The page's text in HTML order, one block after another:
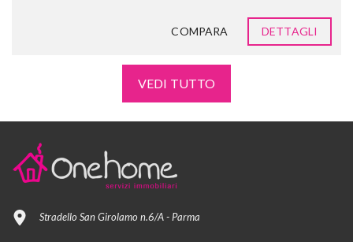
COMPARA DETTAGLI
VEDI TUTTO
Stradello San Girolamo n.6/A - Parma